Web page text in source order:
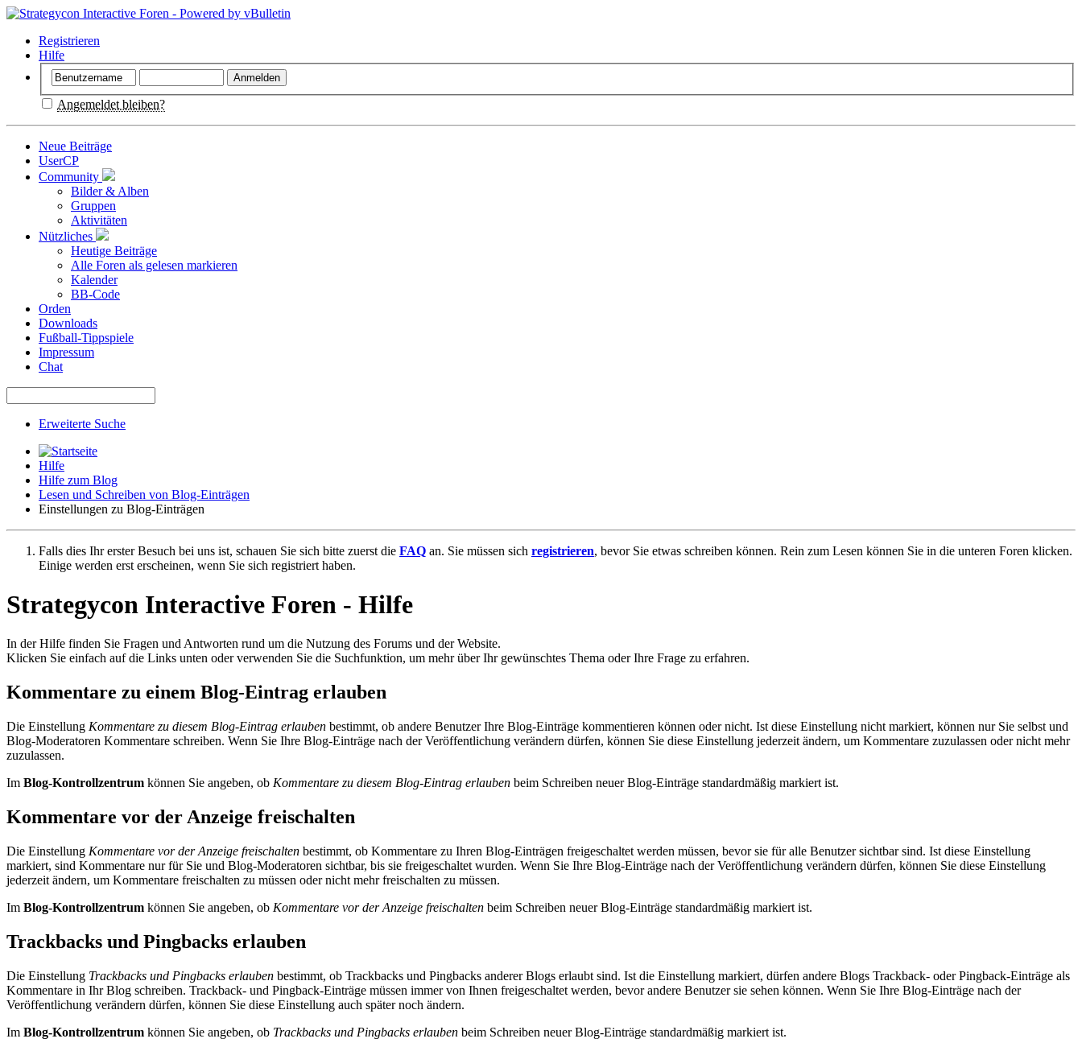
Registrieren
Hilfe
Angemeldet bleiben?
Neue Beiträge
UserCP
Community
Bilder & Alben
Gruppen
Aktivitäten
Nützliches
Heutige Beiträge
Alle Foren als gelesen markieren
Kalender
BB-Code
Orden
Downloads
Fußball-Tippspiele
Impressum
Chat
Erweiterte Suche
Hilfe
Hilfe zum Blog
Lesen und Schreiben von Blog-Einträgen
Einstellungen zu Blog-Einträgen
Falls dies Ihr erster Besuch bei uns ist, schauen Sie sich bitte zuerst die FAQ an. Sie müssen sich registrieren, bevor Sie etwas schreiben können. Rein zum Lesen können Sie in die unteren Foren klicken.
Einige werden erst erscheinen, wenn Sie sich registriert haben.
Strategycon Interactive Foren - Hilfe
In der Hilfe finden Sie Fragen und Antworten rund um die Nutzung des Forums und der Website.
Klicken Sie einfach auf die Links unten oder verwenden Sie die Suchfunktion, um mehr über Ihr gewünschtes Thema oder Ihre Frage zu erfahren.
Kommentare zu einem Blog-Eintrag erlauben
Die Einstellung Kommentare zu diesem Blog-Eintrag erlauben bestimmt, ob andere Benutzer Ihre Blog-Einträge kommentieren können oder nicht. Ist diese Einstellung nicht markiert, können nur Sie selbst und
Blog-Moderatoren Kommentare schreiben. Wenn Sie Ihre Blog-Einträge nach der Veröffentlichung verändern dürfen, können Sie diese Einstellung jederzeit ändern, um Kommentare zuzulassen oder nicht mehr
zuzulassen.
Im Blog-Kontrollzentrum können Sie angeben, ob Kommentare zu diesem Blog-Eintrag erlauben beim Schreiben neuer Blog-Einträge standardmäßig markiert ist.
Kommentare vor der Anzeige freischalten
Die Einstellung Kommentare vor der Anzeige freischalten bestimmt, ob Kommentare zu Ihren Blog-Einträgen freigeschaltet werden müssen, bevor sie für alle Benutzer sichtbar sind. Ist diese Einstellung
markiert, sind Kommentare nur für Sie und Blog-Moderatoren sichtbar, bis sie freigeschaltet wurden. Wenn Sie Ihre Blog-Einträge nach der Veröffentlichung verändern dürfen, können Sie diese Einstellung
jederzeit ändern, um Kommentare freischalten zu müssen oder nicht mehr freischalten zu müssen.
Im Blog-Kontrollzentrum können Sie angeben, ob Kommentare vor der Anzeige freischalten beim Schreiben neuer Blog-Einträge standardmäßig markiert ist.
Trackbacks und Pingbacks erlauben
Die Einstellung Trackbacks und Pingbacks erlauben bestimmt, ob Trackbacks und Pingbacks anderer Blogs erlaubt sind. Ist die Einstellung markiert, dürfen andere Blogs Trackback- oder Pingback-Einträge als
Kommentare in Ihr Blog schreiben. Trackback- und Pingback-Einträge müssen immer von Ihnen freigeschaltet werden, bevor andere Benutzer sie sehen können. Wenn Sie Ihre Blog-Einträge nach der
Veröffentlichung verändern dürfen, können Sie diese Einstellung auch später noch ändern.
Im Blog-Kontrollzentrum können Sie angeben, ob Trackbacks und Pingbacks erlauben beim Schreiben neuer Blog-Einträge standardmäßig markiert ist.